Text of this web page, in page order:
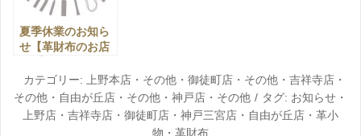
夏季休業のお知ら
せ【革財布のお店
カテゴリー: 上野本店 ・ その他 ・ 御徒町店 ・ その他 ・ 吉祥寺店 ・
その他 ・ 自由が丘店 ・ その他 ・ 神戸店 ・ その他 タグ: お知らせ ・
上野店 ・ 吉祥寺店 ・ 御徒町店 ・ 神戸三宮店 ・ 自由が丘店 ・ 革小
物 ・ 革財布